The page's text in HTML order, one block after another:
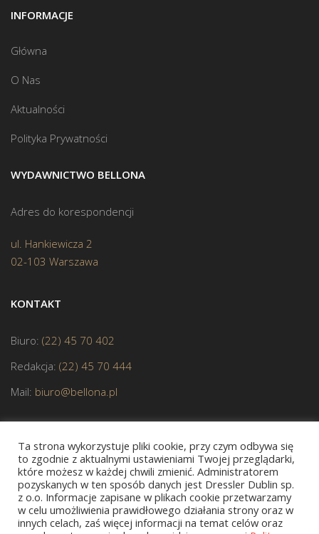
INFORMACJE
Główna
O Nas
Aktualności
Polityka Prywatności
WYDAWNICTWO BELLONA
Adres do korespondencji
ul. Hankiewicza 2
02-103 Warszawa
KONTAKT
Biuro: (22) 45 70 402
Redakcja: (22) 45 70 444
Mail: biuro@bellona.pl
JESTEŚMY CZŁONKIEM POLSKIEJ IZBY KSIĄŻKI
Ta strona wykorzystuje pliki cookie, przy czym odbywa się
to zgodnie z aktualnymi ustawieniami Twojej przeglądarki,
które możesz w każdej chwili zmienić. Administratorem
pozyskanych w ten sposób danych jest Dressler Dublin sp.
z o.o. Informacje zapisane w plikach cookie przetwarzamy
w celu umożliwienia prawidłowego działania strony oraz w
innych celach, zaś więcej informacji na temat celów oraz